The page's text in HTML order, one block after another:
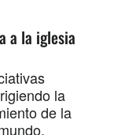
a la iglesia
la
de la